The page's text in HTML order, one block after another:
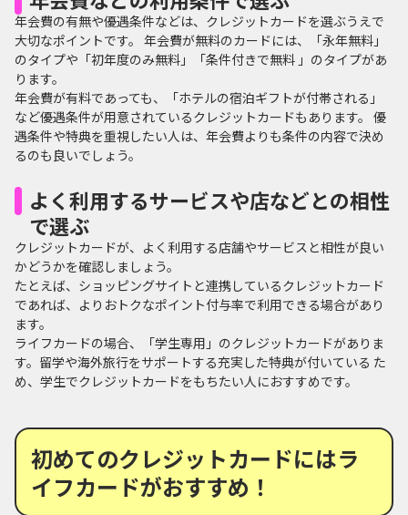
年会費の有無や優遇条件などは、クレジットカードを選ぶうえで
大切なポイントです。 年会費が無料のカードには、「永年無料」
のタイプや「初年度のみ無料」「条件付きで無料 」のタイプがあ
ります。
年会費が有料であっても、「ホテルの宿泊ギフトが付帯される」
など優遇条件が用意されているクレジットカードもあります。 優
遇条件や特典を重視したい人は、年会費よりも条件の内容で決め
るのも良いでしょう。
よく利用するサービスや店などとの相性
で選ぶ
クレジットカードが、よく利用する店舗やサービスと相性が良い
かどうかを確認しましょう。
たとえば、ショッピングサイトと連携しているクレジットカード
であれば、よりおトクなポイント付与率で利用できる場合があり
ます。
ライフカードの場合、「学生専用」のクレジットカードがありま
す。留学や海外旅行をサポートする充実した特典が付いている た
め、学生でクレジットカードをもちたい人におすすめです。
初めてのクレジットカードにはラ
イフカードがおすすめ！